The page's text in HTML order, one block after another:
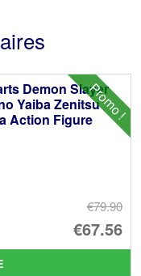
Promo !
Demon Slayer
Yaiba Zenitsu
Action Figure
€79.90
Le
€67.56
Le